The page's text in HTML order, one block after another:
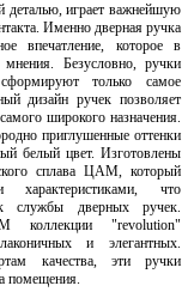
деталью, играет важнейшую
Именно дверная ручка
впечатление, которое в
Безусловно, ручки
только самое
дизайн ручек позволяет
широкого назначения.
приглушенные оттенки
белый цвет. Изготовлены
сплава ЦАМ, который
характеристиками, что
службы дверных ручек.
коллекции "revolution"
и элегантных.
качества, эти ручки
помещения.